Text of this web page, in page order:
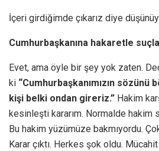
İçeri girdiğimde çıkarız diye
Cumhurbaşkanına hakaretle
Evet, ama öyle bir şey yok zaten.
ki “Cumhurbaşkanımızın sözünü
kişi belki ondan gireriz.” Hakim
kesinleşti kararım. Normalde hakim
Bu hakim yüzümüze bakmıyordu.
Karar çıktı. Herkes şok oldu.